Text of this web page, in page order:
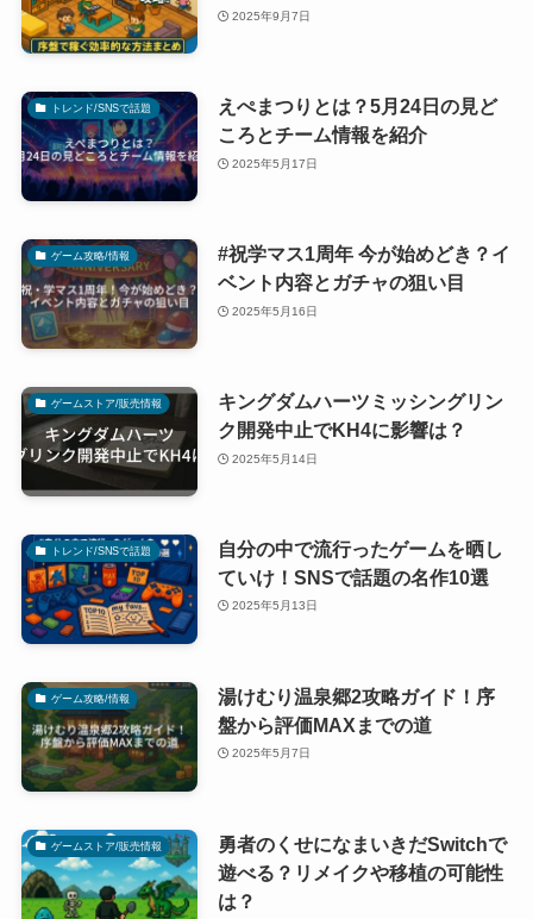
2025年9月7日
トレンド/SNSで話題
えぺまつりとは？5月24日の見ど
ころとチーム情報を紹介
2025年5月17日
ゲーム攻略/情報
#祝学マス1周年 今が始めどき？イ
ベント内容とガチャの狙い目
2025年5月16日
ゲームストア/販売情報
キングダムハーツミッシングリン
ク開発中止でKH4に影響は？
2025年5月14日
トレンド/SNSで話題
自分の中で流行ったゲームを晒し
ていけ！SNSで話題の名作10選
2025年5月13日
ゲーム攻略/情報
湯けむり温泉郷2攻略ガイド！序
盤から評価MAXまでの道
2025年5月7日
ゲームストア/販売情報
勇者のくせになまいきだSwitchで
遊べる？リメイクや移植の可能性
は？